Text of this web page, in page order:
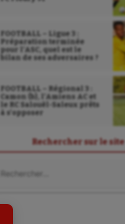
Sauvetage sportif
FOOTBALL – Ligue 3 :
Préparation terminée
pour l’ASC, quel est le
bilan de ses adversaires ?
FOOTBALL – Régional 3 :
Camon (b), l’Amiens AC et
le RC Salouël-Saleux prêts
à s’opposer
Rechercher sur le site